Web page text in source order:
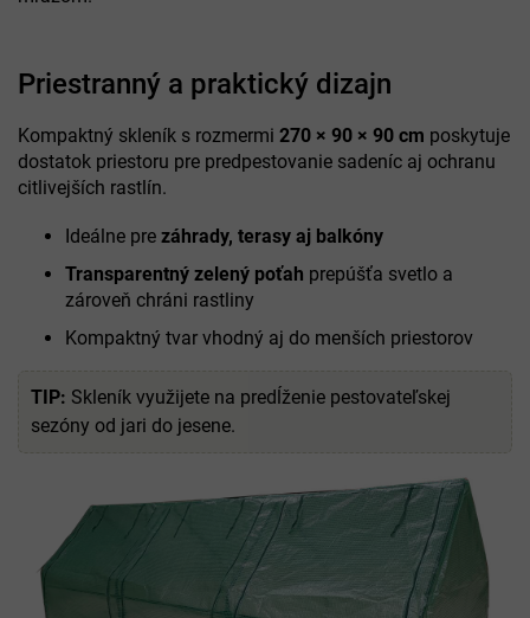
Priestranný a praktický dizajn
Kompaktný skleník s rozmermi 270 × 90 × 90 cm poskytuje
dostatok priestoru pre predpestovanie sadeníc aj ochranu
citlivejších rastlín.
Ideálne pre záhrady, terasy aj balkóny
Transparentný zelený poťah prepúšťa svetlo a
zároveň chráni rastliny
Kompaktný tvar vhodný aj do menších priestorov
TIP: Skleník využijete na predĺženie pestovateľskej
sezóny od jari do jesene.